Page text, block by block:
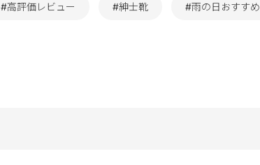
#高評価レビュー #紳士靴 #雨の日おすすめ